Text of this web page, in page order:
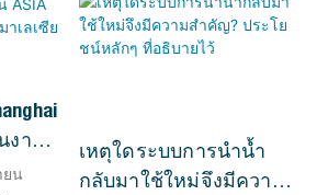
งาน
น
เหตุใดระบบการนำน้ำ
กลับมาใช้ใหม่จึงมีความ